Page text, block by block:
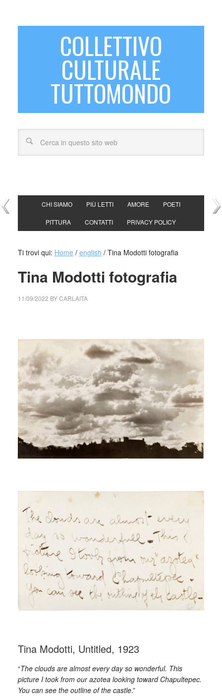
COLLETTIVO
CULTURALE
TUTTOMONDO
CHI SIAMO PIÙ LETTI AMORE POETI
PITTURA CONTATTI PRIVACY POLICY
Ti trovi qui: Home / english /Tina Modotti fotografia
Tina Modotti fotografia
11/09/2022 BYCARLAITA
Tina Modotti, Untitled, 1923
“The clouds are almost every day so wonderful. This
picture I took from our azotea looking toward Chapultepec.
You can see the outline of the castle.”